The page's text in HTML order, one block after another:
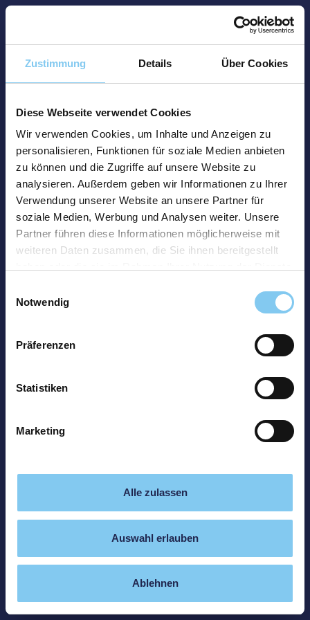
Zustimmung Details Über Cookies
Diese Webseite verwendet Cookies
Wir verwenden Cookies, um Inhalte und Anzeigen zu
personalisieren, Funktionen für soziale Medien anbieten
zu können und die Zugriffe auf unsere Website zu
analysieren. Außerdem geben wir Informationen zu Ihrer
Verwendung unserer Website an unsere Partner für
soziale Medien, Werbung und Analysen weiter. Unsere
Partner führen diese Informationen möglicherweise mit
weiteren Daten zusammen, die Sie ihnen bereitgestellt
Notwendig
Präferenzen
Statistiken
Marketing
Alle zulassen
Auswahl erlauben
Ablehnen